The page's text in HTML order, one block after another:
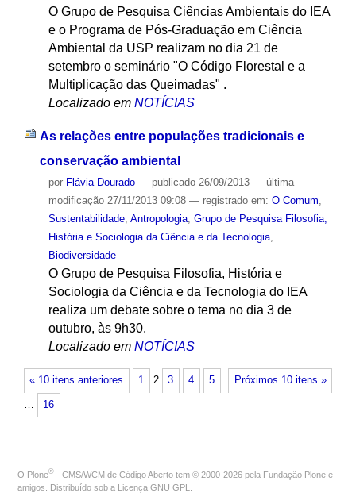
O Grupo de Pesquisa Ciências Ambientais do IEA
e o Programa de Pós-Graduação em Ciência
Ambiental da USP realizam no dia 21 de
setembro o seminário "O Código Florestal e a
Multiplicação das Queimadas" .
Localizado em NOTÍCIAS
As relações entre populações tradicionais e
conservação ambiental
por Flávia Dourado — publicado26/09/2013 — última
modificação27/11/2013 09:08 — registrado em: O Comum,
Sustentabilidade, Antropologia, Grupo de Pesquisa Filosofia,
História e Sociologia da Ciência e da Tecnologia,
Biodiversidade
O Grupo de Pesquisa Filosofia, História e
Sociologia da Ciência e da Tecnologia do IEA
realiza um debate sobre o tema no dia 3 de
outubro, às 9h30.
Localizado em NOTÍCIAS
« 10 itens anteriores Próximos 10 itens »
1 2 3 4 5
… 16
O Plone® - CMS/WCM de Código Aberto tem © 2000-2026 pela Fundação Plone e
amigos. Distribuído sob a Licença GNU GPL